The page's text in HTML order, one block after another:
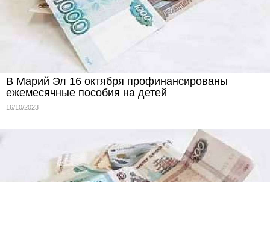
В Марий Эл 16 октября профинансированы
ежемесячные пособия на детей
16/10/2023